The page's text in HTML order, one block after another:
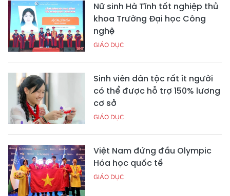
Nữ sinh Hà Tĩnh tốt nghiệp thủ
khoa Trường Đại học Công
nghệ
GIÁO DỤC
Sinh viên dân tộc rất ít người
có thể được hỗ trợ 150% lương
cơ sở
GIÁO DỤC
Việt Nam đứng đầu Olympic
Hóa học quốc tế
GIÁO DỤC